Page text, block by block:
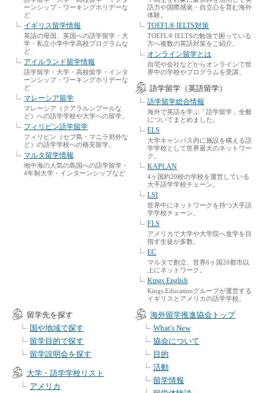
ーンシップ・ワーキングホリデーな
ど
イギリス留学情報
英語の母国、英国への語学留学・大
学・私立小学中学高校プログラムな
ど
アイルランド留学情報
語学留学・大学・高校留学・インタ
ーンシップ・ワーキングホリデーな
ど
マレーシア留学
マレーシア（クアラルンプールな
ど）への語学学校や大学への留学。
フィリピン語学留学
フィリピン（セブ島・マニラ郊外な
ど）の語学学校への格安留学。
マルタ留学情報
地中海の人気の島国への語学留学・
4年制大学・インターンシップなど
語力や国際感覚・自立心を育む海外
体験。
TOEFL® IELTS対策
TOEFL® IELTSの勉強で困っている
方へ複数の英語対策をご紹介。
オンライン留学とは
自宅や会社などからオンラインで世
界中の学校やプログラムを受講。
語学留学（英語留学）
語学留学総合情報
海外で英語を学ぶ「語学留学」全般
についてまとめました。
ELS
大学キャンパス内に施設を構える語
学学校として世界最大のネットワー
ク。
KAPLAN
4ヶ国約20校の学校を運営している
大手語学学校チェーン。
LSI
世界中にネットワークを持つ大手語
学学校チェーン。
FLS
アメリカで大学や大学院へ進学を目
指す生徒が多数。
EC
マルタで創立、世界6ヶ国20都市以
上にネットワーク。
Kings English
Kings Educationグループが運営する
イギリスとアメリカの語学学校。
留学先を探す
国や地域で探す
留学目的で探す
留学説明会を探す
大学・語学学校リスト
アメリカ
海外留学推進協会トップ
What's New
協会について
目的
活動
留学情報